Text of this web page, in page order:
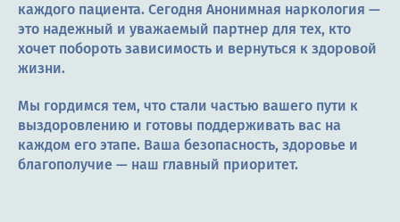
каждого пациента. Сегодня Анонимная наркология —
это надежный и уважаемый партнер для тех, кто
хочет побороть зависимость и вернуться к здоровой
жизни.
Мы гордимся тем, что стали частью вашего пути к
выздоровлению и готовы поддерживать вас на
каждом его этапе. Ваша безопасность, здоровье и
благополучие — наш главный приоритет.